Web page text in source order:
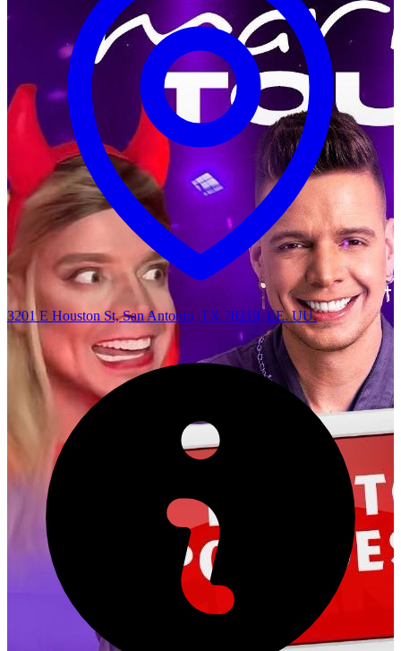
3201 E Houston St, San Antonio, TX 78219, EE. UU.